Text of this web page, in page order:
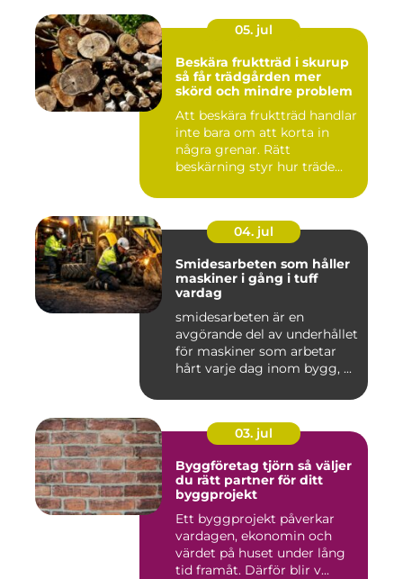
05. jul
Beskära fruktträd i skurup
så får trädgården mer
skörd och mindre problem
Att beskära fruktträd handlar
inte bara om att korta in
några grenar. Rätt
beskärning styr hur träde...
04. jul
Smidesarbeten som håller
maskiner i gång i tuff
vardag
smidesarbeten är en
avgörande del av underhållet
för maskiner som arbetar
hårt varje dag inom bygg, ...
03. jul
Byggföretag tjörn så väljer
du rätt partner för ditt
byggprojekt
Ett byggprojekt påverkar
vardagen, ekonomin och
värdet på huset under lång
tid framåt. Därför blir v...